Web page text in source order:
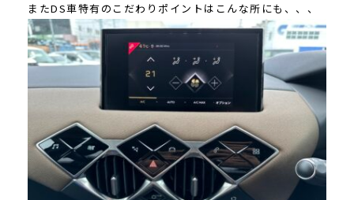
またDS車特有のこだわりポイントはこんな所にも、、、